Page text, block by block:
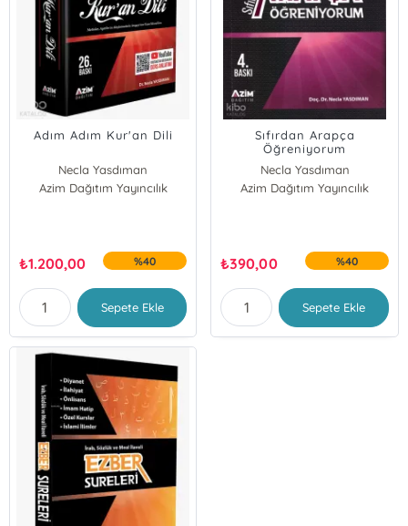
Adım Adım Kur'an Dili
Necla Yasdıman
Azim Dağıtım Yayıncılık
₺1.200,00 %40
Sepete Ekle
Sıfırdan Arapça
Öğreniyorum
Necla Yasdıman
Azim Dağıtım Yayıncılık
₺390,00 %40
Sepete Ekle